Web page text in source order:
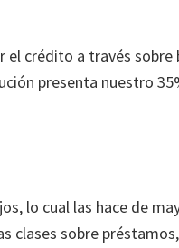
el crédito a través
presenta nuestro
lo cual las hace de
clases sobre